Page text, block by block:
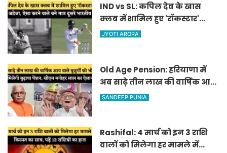
IND vs SL: कपिल देव के खास
क्लब में शामिल हुए 'रॉकस्टार'
जडेजा, ऐसा करने वाले बने मात्र
JYOTI ARORA
Old Age Pension: हरियाणा में
अब साढ़े तीन लाख की वार्षिक आय
वाले बुजुर्गों को भी मिलेगी बुढ़ापा
SANDEEP PUNIA
Rashifal: 4 मार्च को इन 3 राशि
वालों को मिलेगा हर मामले में